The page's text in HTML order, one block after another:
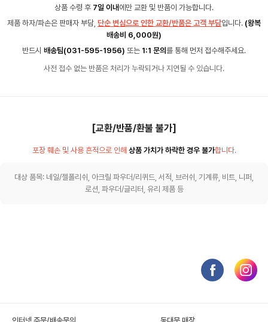
상품 수령 후 7일 이내에만 교환 및 반품이 가능합니다.
제품 하자/파손은 판매자 부담, 단순 변심으로 인한 교환/반품은 고객 부담입니다. (왕복
배송비 6,000원)
반드시 배송팀(031-595-1956) 또는 1:1 문의를 통해 먼저 접수해주세요.
사전 접수 없는 반품은 처리가 누락되거나 지연될 수 있습니다.
[교환/반품/환불 불가]
포장 훼손 및 사용 흔적으로 인해 상품 가치가 하락한 경우 불가합니다.
대상 품목: 네일/젤폴리쉬, 아크릴 파우더/리퀴드, 서적, 브러쉬, 기계류, 비트, 니퍼,
로션, 파우더/글리터, 유리 제품 등
인터넷 주문/배송문의 동대문 매장